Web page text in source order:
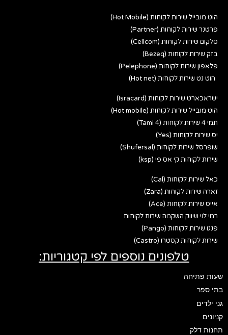
הוט מובייל שירות לקוחות (Hot Mobile)
פרטנר שירות לקוחות (Partner)
סלקום שירות לקוחות (Cellcom)
בזק שירות לקוחות (Bezeq)
פלאפון שירות לקוחות (Pelephone)
הוט נט שירות לקוחות (Hot net)
ישראכארט שירות לקוחות (Isracard)
הוט מובייל שירות לקוחות (Hot mobile)
תמי 4 שירות לקוחות (Tami 4)
יס שירות לקוחות (Yes)
שופרסל שירות לקוחות (Shufersal)
שירות לקוחות קי אס פי (ksp)
כאל שירות לקוחות (Cal)
זארה שירות לקוחות (Zara)
אייס שירות לקוחות (Ace)
רמי לוי שיווק השקמה שירות לקוחות
פנגו שירות לקוחות (Pango)
שירות לקוחות קסטרו (Castro)
טלפונים נוספים לפי קטגוריות:
שעות פתיחה
בתי ספר
גני ילדים
קניונים
תחנות דלק